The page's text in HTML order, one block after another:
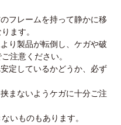
フレームを持って静かに移
ます。
り製品が転倒し、ケガや破
注意ください。
定しているかどうか、必ず
まないようケガに十分ご注
いものもあります。